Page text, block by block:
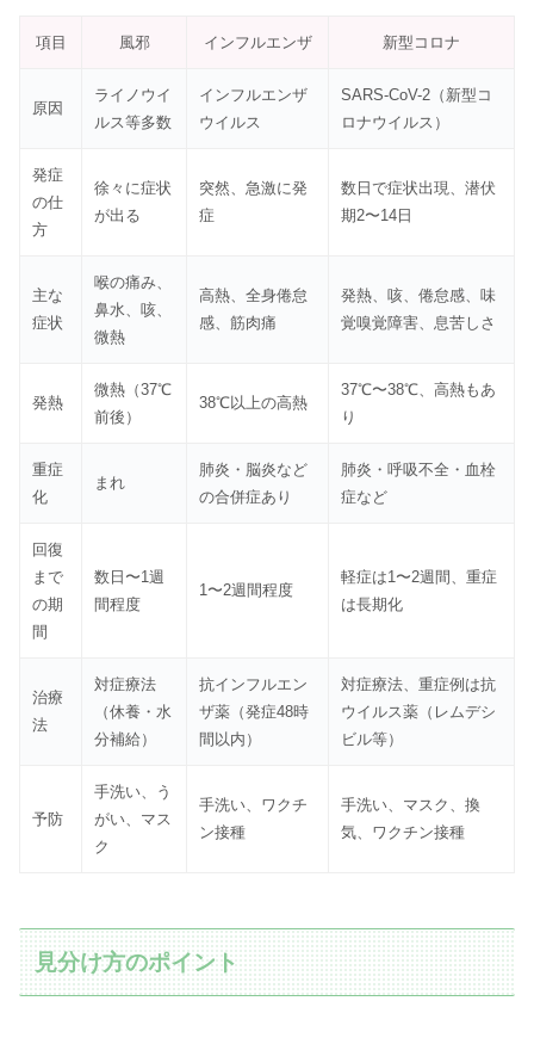
項目 風邪 インフルエンザ 新型コロナ
原因
ライノウイ
ルス等多数
インフルエンザ
ウイルス
SARS-CoV-2（新型コ
ロナウイルス）
発症
の仕
方
徐々に症状
が出る
突然、急激に発
症
数日で症状出現、潜伏
期2〜14日
主な
症状
喉の痛み、
鼻水、咳、
微熱
高熱、全身倦怠
感、筋肉痛
発熱、咳、倦怠感、味
覚嗅覚障害、息苦しさ
発熱
微熱（37℃
前後）
38℃以上の高熱
37℃〜38℃、高熱もあ
り
重症
化
まれ
肺炎・脳炎など
の合併症あり
肺炎・呼吸不全・血栓
症など
回復
まで
の期
間
数日〜1週
間程度
1〜2週間程度
軽症は1〜2週間、重症
は長期化
治療
法
対症療法
（休養・水
分補給）
抗インフルエン
ザ薬（発症48時
間以内）
対症療法、重症例は抗
ウイルス薬（レムデシ
ビル等）
予防
手洗い、う
がい、マス
ク
手洗い、ワクチ
ン接種
手洗い、マスク、換
気、ワクチン接種
見分け方のポイント